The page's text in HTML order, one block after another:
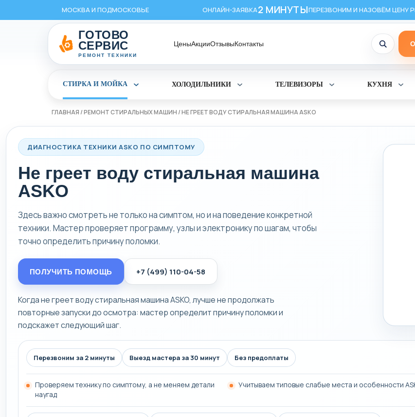
МОСКВА И ПОДМОСКОВЬЕ ОНЛАЙН-ЗАЯВКА2 МИНУТЫПЕРЕЗВОНИМ И НАЗОВЁМ ЦЕНУ
ГОТОВО
СЕРВИС
РЕМОНТ ТЕХНИКИ
ЦеныАкцииОтзывыКонтакты
СТИРКА И МОЙКА Раскрыть
и
ХОЛОДИЛЬНИКИ Раскрыть ТЕЛЕВИЗОРЫ Раскрыть КУХНЯ
ГЛАВНАЯ /РЕМОНТ СТИРАЛЬНЫХ МАШИН /НЕ ГРЕЕТ ВОДУ СТИРАЛЬНАЯ МАШИНА ASKO
ДИАГНОСТИКА ТЕХНИКИ ASKO ПО СИМПТОМУ
Не греет воду стиральная машина
ASKO
Здесь важно смотреть не только на симптом, но и на поведение конкретной
техники. Мастер проверяет программу, узлы и электронику по шагам, чтобы
точно определить причину поломки.
ПОЛУЧИТЬ ПОМОЩЬ +7 (499) 110-04-58
Когда не греет воду стиральная машина ASKO, лучше не продолжать
повторные запуски до осмотра: мастер определит причину поломки и
подскажет следующий шаг.
Перезвоним за 2 минуты Выезд мастера за 30 минут Без предоплаты
Проверяем технику по симптому, а не меняем детали
наугад
Учитываем типовые слабые места и особенности